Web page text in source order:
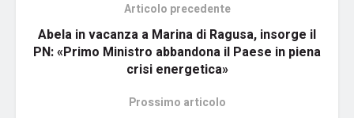
Articolo precedente
Abela in vacanza a Marina di Ragusa, insorge il
PN: «Primo Ministro abbandona il Paese in piena
crisi energetica»
Prossimo articolo